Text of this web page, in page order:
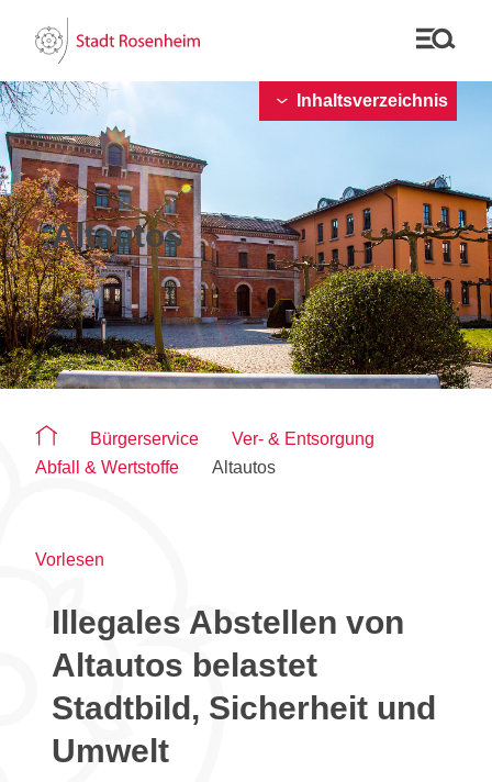
Altautos
Sie befinden sich auf der Seite "Altautos"
Bürgerservice
Ver- & Entsorgung
Abfall & Wertstoffe
Altautos
Vorlesen
Illegales Abstellen von
Altautos belastet
Stadtbild, Sicherheit und
Umwelt
Inhaltsverzeichnis